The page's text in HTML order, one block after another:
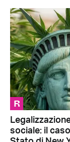
R
sociale: il